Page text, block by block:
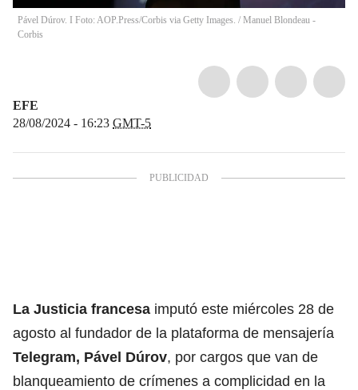
Pável Dúrov. I Foto: AOP.Press/Corbis via Getty Images. / Manuel Blondeau -
Corbis
EFE
28/08/2024 - 16:23 GMT-5
La Justicia francesa imputó este miércoles 28 de
agosto al fundador de la plataforma de mensajería
Telegram, Pável Dúrov, por cargos que van de
blanqueamiento de crímenes a complicidad en la